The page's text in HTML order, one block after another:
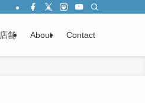
店舗 About Contact